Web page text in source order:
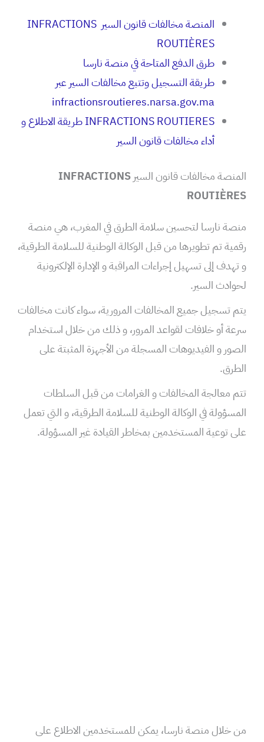
المنصة مخالفات قانون السير INFRACTIONS
ROUTIÈRES
طرق الدفع المتاحة في منصة نارسا
طريقة التسجيل وتتبع مخالفات السير عبر
infractionsroutieres.narsa.gov.ma
INFRACTIONS ROUTIERES طريقة الاطلاع و
أداء مخالفات قانون السير
المنصة مخالفات قانون السير INFRACTIONS
ROUTIÈRES
منصة نارسا لتحسين سلامة الطرق في المغرب، هي منصة
رقمية تم تطويرها من قبل الوكالة الوطنية للسلامة الطرقية،
و تهدف إلى تسهيل إجراءات المراقبة و الإدارة الإلكترونية
لحوادث السير.
يتم تسجيل جميع المخالفات المرورية، سواء كانت مخالفات
سرعة أو خلافات لقواعد المرور، و ذلك من خلال استخدام
الصور و الفيديوهات المسجلة من الأجهزة المثبتة على
الطرق.
تتم معالجة المخالفات و الغرامات من قبل السلطات
المسؤولة في الوكالة الوطنية للسلامة الطرقية، و التي تعمل
على توعية المستخدمين بمخاطر القيادة غير المسؤولة.
من خلال منصة نارسا، يمكن للمستخدمين الاطلاع على